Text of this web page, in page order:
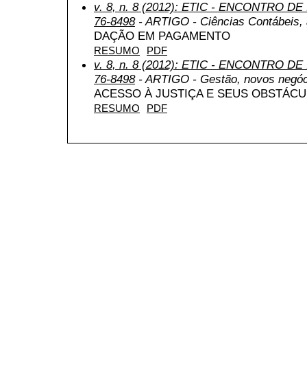
v. 8, n. 8 (2012): ETIC - ENCONTRO
76-8498- ARTIGO - Ciências Contábeis,
DAÇÃO EM PAGAMENTO
RESUMO PDF
v. 8, n. 8 (2012): ETIC - ENCONTRO
76-8498- ARTIGO - Gestão, novos
ACESSO À JUSTIÇA E SEUS
RESUMO PDF